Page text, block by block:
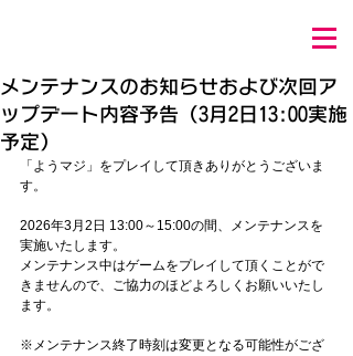
メンテナンスのお知らせおよび次回ア
ップデート内容予告（3月2日13:00実施
予定）
「ようマジ」をプレイして頂きありがとうございま
す。
2026年3月2日 13:00～15:00の間、メンテナンスを
実施いたします。
メンテナンス中はゲームをプレイして頂くことがで
きませんので、ご協力のほどよろしくお願いいたし
ます。
※メンテナンス終了時刻は変更となる可能性がござ